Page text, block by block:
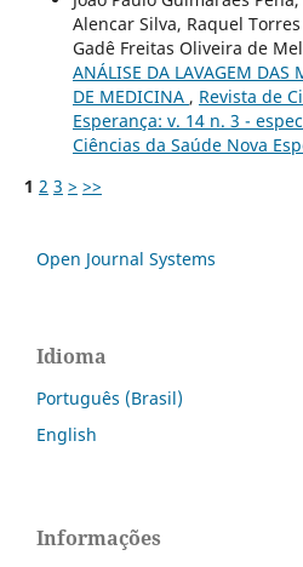
Alencar Silva, Raquel
Gadê Freitas Oliveira de
ANÁLISE DA LAVAGEM DAS
DE MEDICINA , Revista de
Esperança: v. 14 n. 3 -
Ciências da Saúde Nova
1 2 3 > >>
Open Journal Systems
Idioma
Português (Brasil)
English
Informações